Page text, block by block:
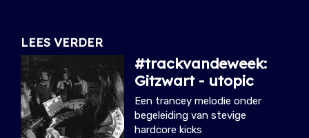
LEES VERDER
#trackvandeweek:
Gitzwart - utopic
Een trancey melodie onder
begeleiding van stevige
hardcore kicks